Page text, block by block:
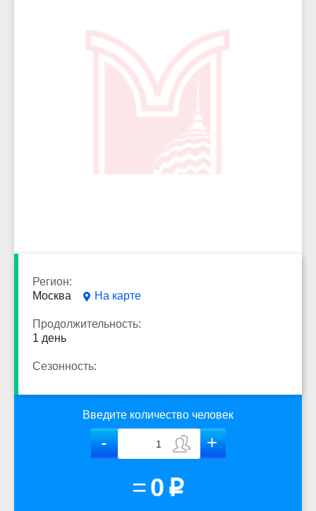
Регион:
Москва
На карте
Продолжительность:
1 день
Сезонность:
Введите количество человек
=0 p